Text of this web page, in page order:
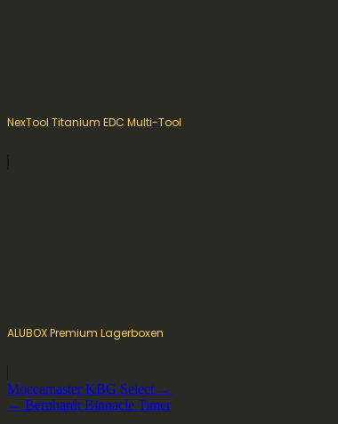
NexTool Titanium EDC Multi-Tool
ALUBOX Premium Lagerboxen
Beitragsnavigation
Moccamaster KBG Select →
← Bernhardt Binnacle Timer